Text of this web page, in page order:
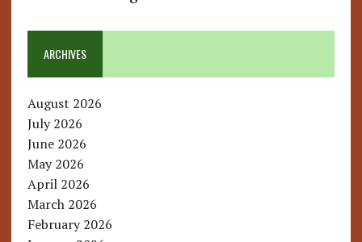
ARCHIVES
August 2026
July 2026
June 2026
May 2026
April 2026
March 2026
February 2026